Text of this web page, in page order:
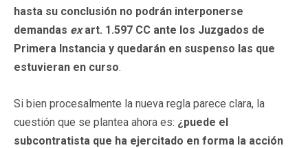
hasta su conclusión no podrán interponerse
demandas exart. 1.597 CC ante los Juzgados de
Primera Instancia y quedarán en suspenso las que
estuvieran en curso.
Si bien procesalmente la nueva regla parece clara, la
cuestión que se plantea ahora es: ¿puede el
subcontratista que ha ejercitado en forma la acción